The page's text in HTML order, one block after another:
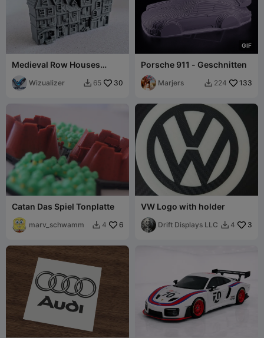
Medieval Row Houses
Wizualizer  65 30
GIF
Porsche 911 - Geschnitten
Marjers  224 133
Catan Das Spiel Tonplatte
marv_schwamm  4 6
VW Logo with holder
Drift Displays LLC  4 3